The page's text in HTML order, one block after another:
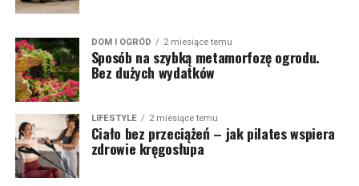
DOM I OGRÓD 2 miesiące temu
Sposób na szybką metamorfozę ogrodu.
Bez dużych wydatków
LIFESTYLE 2 miesiące temu
Ciało bez przeciążeń – jak pilates wspiera
zdrowie kręgosłupa